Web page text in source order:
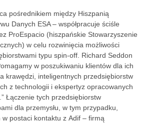
pośrednikiem między Hiszpanią
Danych ESA – współpracuje ściśle
ProEspacio (hiszpańskie Stowarzyszenie
w celu rozwinięcia możliwości
typu spin-off. Richard Seddon
w poszukiwaniu klientów dla ich
krawędzi, inteligentnych przedsiębiorstw
z technologii i ekspertyz opracowanych
Łączenie tych przedsiębiorstw
dla przemysłu, w tym przypadku,
w postaci kontaktu z Adif – firmą